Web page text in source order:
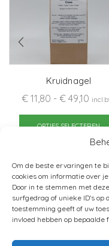
Om de beste ervaringen te
cookies om informatie over
Door in te stemmen met
surfgedrag of unieke ID's op
toestemming geeft of uw
invloed hebben op
Kruidnagel
€11,80 - €49,10
€
tot
€
OPTIES SELECTEREN